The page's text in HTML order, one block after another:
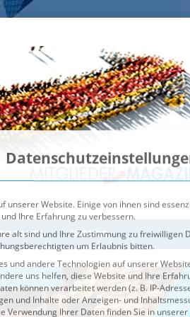
VIDEOS
unserer Website. Einige von ihnen sind
Ihre Erfahrung zu verbessern.
alt sind und Ihre Zustimmung zu freiwilligen
um Erlaubnis bitten.
uns helfen, diese Website und Ihre
können verarbeitet werden (z. B. IP-
und Inhalte oder Anzeigen- und
jederzeit unterEinstellungenwiderrufen
der Service-Gruppen, für die eine
Speichern
Alle akzeptieren